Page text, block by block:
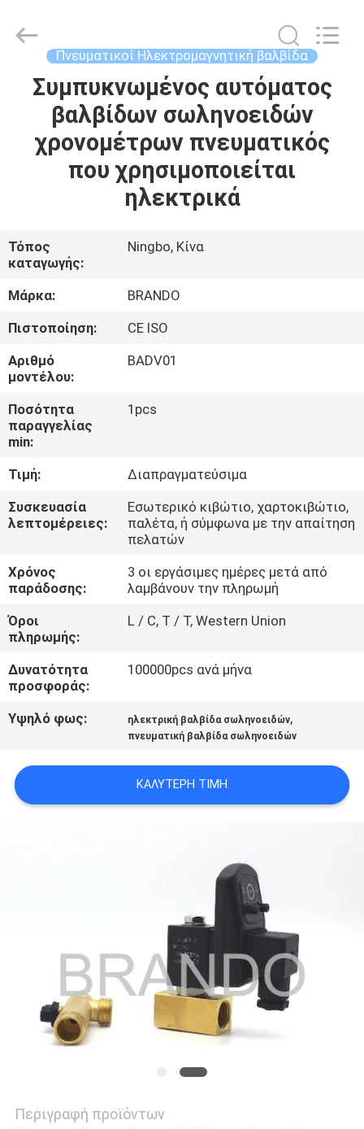
ΣΠΊΤΙ
ΠΡΟΪΌΝΤΑ
ΕΜΆΣ
ΕΠΙΣΚΈΨΕΙΣ
ΣΤΟ
ΕΡΓΟΣΤΆΣΙΟ
ΈΛΕΓΧΟΣ
ΠΟΙΌΤΗΤΑΣ
ΕΠΙΚΟΙΝΩΝΉΣΤΕ
ΜΑΖΊ
ΖΗΤΉΣΤΕ
ΠΡΟΣΦΟΡΆ
COMPANY
NEWS
SITEMAP
Reserved.
Πνευματικοί Ηλεκτρομαγνητική βαλβίδα
Συμπυκνωμένος αυτόματος
βαλβίδων σωληνοειδών
χρονομέτρων πνευματικός
που χρησιμοποιείται
ηλεκτρικά
Τόπος
καταγωγής:
Ningbo, Κίνα
Μάρκα:
BRANDO
Πιστοποίηση:
CE ISO
Αριθμό
μοντέλου:
BADV01
Ποσότητα
παραγγελίας
min:
1pcs
Τιμή:
Διαπραγματεύσιμα
Συσκευασία
λεπτομέρειες:
Εσωτερικό κιβώτιο, χαρτοκιβώτιο,
παλέτα, ή σύμφωνα με την απαίτηση
πελατών
Χρόνος
παράδοσης:
3 οι εργάσιμες ημέρες μετά από
λαμβάνουν την πληρωμή
Όροι
πληρωμής:
L / C, T / T, Western Union
Δυνατότητα
προσφοράς:
100000pcs ανά μήνα
Υψηλό φως: ηλεκτρική βαλβίδα σωληνοειδών,
πνευματική βαλβίδα σωληνοειδών
ΚΑΛΎΤΕΡΗ ΤΙΜΉ
Περιγραφή προϊόντων